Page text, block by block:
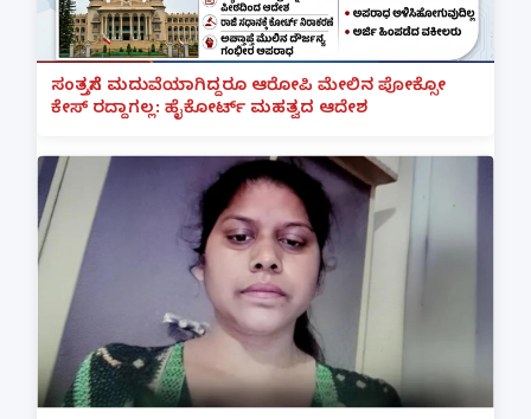
ಸಂತ್ರಸ್ತೆಗೆ ಮದುವೆಯಾಗಿದ್ದರೂ ಆರೋಪಿ ಮೇಲಿನ ಪೋಕ್ಸೋ
ಕೇಸ್ ರದ್ದಾಗಲ್ಲ: ಹೈಕೋರ್ಟ್ ಮಹತ್ವದ ಆದೇಶ